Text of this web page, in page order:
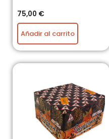
75,00 €
Añadir al carrito